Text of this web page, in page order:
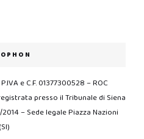
e C.F. 01377300528 – ROC
presso il Tribunale di Siena
– Sede legale Piazza Nazioni